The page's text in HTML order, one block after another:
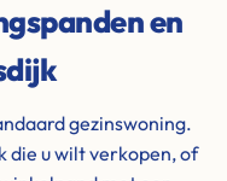
en
gezinswoning.
die u wilt verkopen, of